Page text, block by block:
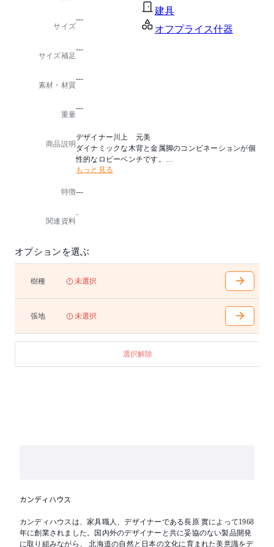
建具
オフプライス什器
サイズ
---
サイズ補足
---
素材・材質
---
重量
---
商品説明
デザイナー川上 元美
ダイナミックな木背と金属脚のコンビネーションが個
性的なロビーベンチです。
くつろぎ感と堅牢さ、そしてデザインにもこだわりま
が高まり、多様な用途に対応。
す。
脚はアルミ鋳物・アクリル塗装仕上げ
アジャスター付き
もっと見る
特徴---
関連資料
-
オプションを選ぶ
樹種 未選択
張地 未選択
選択解除
カンディハウス
カンディハウスは、家具職人、デザイナーである長原 實によって1968
年に創業されました。国内外のデザイナーと共に妥協のない製品開発
に取り組みながら、 北海道の自然と日本の文化に育まれた美意識をデ